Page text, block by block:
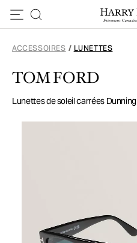
ACCESSOIRES / LUNETTES
TOM FORD
Lunettes de soleil carrées Dunning